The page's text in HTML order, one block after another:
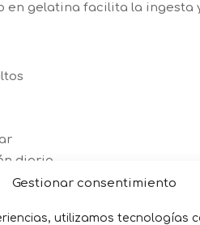
Gestionar consentimiento
utilizamos tecnologías
en gelatina facilita la
diaria
monotonía